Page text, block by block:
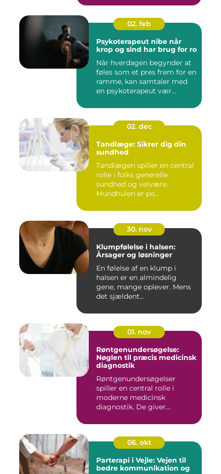
02. feb
Psykoterapeut nibe når
krop og sind har brug for ro
Når hverdagen begynder at
føles som et pres frem for en
ramme, kan samtaler med
en psykoterapeut vær...
02. dec
Tandlæge: Sikrer dig din
sundhed
Tandlægen spiller en central
rolle i folks generelle
sundhed og velvære.
Mundhulen er po...
30. nov
Klumpfølelse i halsen:
Årsager og løsninger
En følelse af en klump i
halsen er en almindelig
gene, mange oplever. Mens
det sjældent...
01. nov
Røntgenundersøgelse:
Nøglen til præcis medicinsk
diagnostik
Røntgenundersøgelser
spiller en central rolle i
moderne medicinsk
diagnostik. De giver...
06. okt
Parterapi i Vejle: Vejen til
bedre kommunikation og